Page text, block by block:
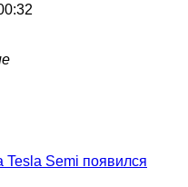
Tesla Semi появился